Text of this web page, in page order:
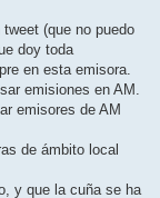
(que no puedo
doy toda
en esta emisora.
emisiones en AM.
emisores de AM
de ámbito local
y que la cuña se ha